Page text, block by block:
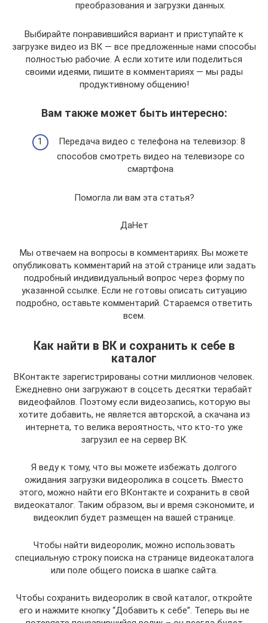
преобразования и загрузки данных.
Выбирайте понравившийся вариант и приступайте к
загрузке видео из ВК — все предложенные нами способы
полностью рабочие. А если хотите или поделиться
своими идеями, пишите в комментариях — мы рады
продуктивному общению!
Вам также может быть интересно:
Передача видео с телефона на телевизор: 8
способов смотреть видео на телевизоре со
смартфона
Помогла ли вам эта статья?
ДаНет
Мы отвечаем на вопросы в комментариях. Вы можете
опубликовать комментарий на этой странице или задать
подробный индивидуальный вопрос через форму по
указанной ссылке. Если не готовы описать ситуацию
подробно, оставьте комментарий. Стараемся ответить
всем.
Как найти в ВК и сохранить к себе в
каталог
ВКонтакте зарегистрированы сотни миллионов человек.
Ежедневно они загружают в соцсеть десятки терабайт
видеофайлов. Поэтому если видеозапись, которую вы
хотите добавить, не является авторской, а скачана из
интернета, то велика вероятность, что кто-то уже
загрузил ее на сервер ВК.
Я веду к тому, что вы можете избежать долгого
ожидания загрузки видеоролика в соцсеть. Вместо
этого, можно найти его ВКонтакте и сохранить в свой
видеокаталог. Таким образом, вы и время сэкономите, и
видеоклип будет размещен на вашей странице.
Чтобы найти видеоролик, можно использовать
специальную строку поиска на странице видеокаталога
или поле общего поиска в шапке сайта.
Чтобы сохранить видеоролик в свой каталог, откройте
его и нажмите кнопку “Добавить к себе”. Теперь вы не